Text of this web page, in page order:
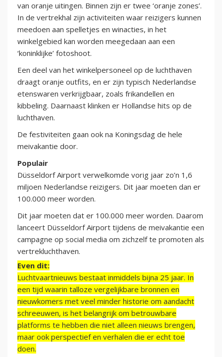
van oranje uitingen. Binnen zijn er twee ‘oranje zones’.
In de vertrekhal zijn activiteiten waar reizigers kunnen
meedoen aan spelletjes en winacties, in het
winkelgebied kan worden meegedaan aan een
‘koninklijke’ fotoshoot.
Een deel van het winkelpersoneel op de luchthaven
draagt oranje outfits, en er zijn typisch Nederlandse
etenswaren verkrijgbaar, zoals frikandellen en
kibbeling. Daarnaast klinken er Hollandse hits op de
luchthaven.
De festiviteiten gaan ook na Koningsdag de hele
meivakantie door.
Populair
Düsseldorf Airport verwelkomde vorig jaar zo’n 1,6
miljoen Nederlandse reizigers. Dit jaar moeten dan er
100.000 meer worden.
Dit jaar moeten dat er 100.000 meer worden. Daarom
lanceert Düsseldorf Airport tijdens de meivakantie een
campagne op social media om zichzelf te promoten als
vertrekluchthaven.
Even dit:
Luchtvaartnieuws bestaat inmiddels bijna 25 jaar. In
een tijd waarin talloze vergelijkbare bronnen en
nieuwkomers met veel minder historie om aandacht
schreeuwen, is het belangrijk om betrouwbare
platforms te hebben die niet alleen nieuws brengen,
maar ook perspectief en verhalen die er echt toe
doen.